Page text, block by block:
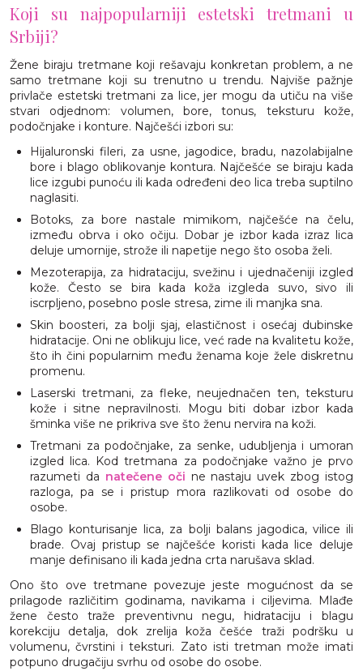
Koji su najpopularniji estetski tretmani u
Srbiji?
Žene biraju tretmane koji rešavaju konkretan problem, a ne
samo tretmane koji su trenutno u trendu. Najviše pažnje
privlače estetski tretmani za lice, jer mogu da utiču na više
stvari odjednom: volumen, bore, tonus, teksturu kože,
podočnjake i konture. Najčešći izbori su:
Hijaluronski fileri, za usne, jagodice, bradu, nazolabijalne
bore i blago oblikovanje kontura. Najčešće se biraju kada
lice izgubi punoću ili kada određeni deo lica treba suptilno
naglasiti.
Botoks, za bore nastale mimikom, najčešće na čelu,
između obrva i oko očiju. Dobar je izbor kada izraz lica
deluje umornije, strože ili napetije nego što osoba želi.
Mezoterapija, za hidrataciju, svežinu i ujednačeniji izgled
kože. Često se bira kada koža izgleda suvo, sivo ili
iscrpljeno, posebno posle stresa, zime ili manjka sna.
Skin boosteri, za bolji sjaj, elastičnost i osećaj dubinske
hidratacije. Oni ne oblikuju lice, već rade na kvalitetu kože,
što ih čini popularnim među ženama koje žele diskretnu
promenu.
Laserski tretmani, za fleke, neujednačen ten, teksturu
kože i sitne nepravilnosti. Mogu biti dobar izbor kada
šminka više ne prikriva sve što ženu nervira na koži.
Tretmani za podočnjake, za senke, udubljenja i umoran
izgled lica. Kod tretmana za podočnjake važno je prvo
razumeti da natečene oči ne nastaju uvek zbog istog
razloga, pa se i pristup mora razlikovati od osobe do
osobe.
Blago konturisanje lica, za bolji balans jagodica, vilice ili
brade. Ovaj pristup se najčešće koristi kada lice deluje
manje definisano ili kada jedna crta narušava sklad.
Ono što ove tretmane povezuje jeste mogućnost da se
prilagode različitim godinama, navikama i ciljevima. Mlađe
žene često traže preventivnu negu, hidrataciju i blagu
korekciju detalja, dok zrelija koža češće traži podršku u
volumenu, čvrstini i teksturi. Zato isti tretman može imati
potpuno drugačiju svrhu od osobe do osobe.